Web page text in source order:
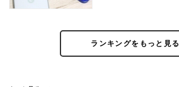
ランキングをもっと見る